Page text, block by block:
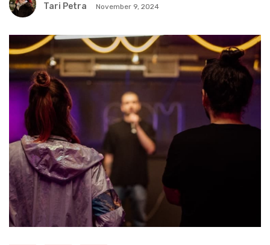
Tari Petra November 9, 2024